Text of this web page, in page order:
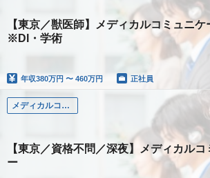
【東京／獣医師】メディカルコミュニ
※DI・学術
年収380万円 〜 460万円 正社員
メディカルコミュニケーター（その他医療系有資格者・資格不問）
【東京／資格不問／深夜】メディカルコ
ー